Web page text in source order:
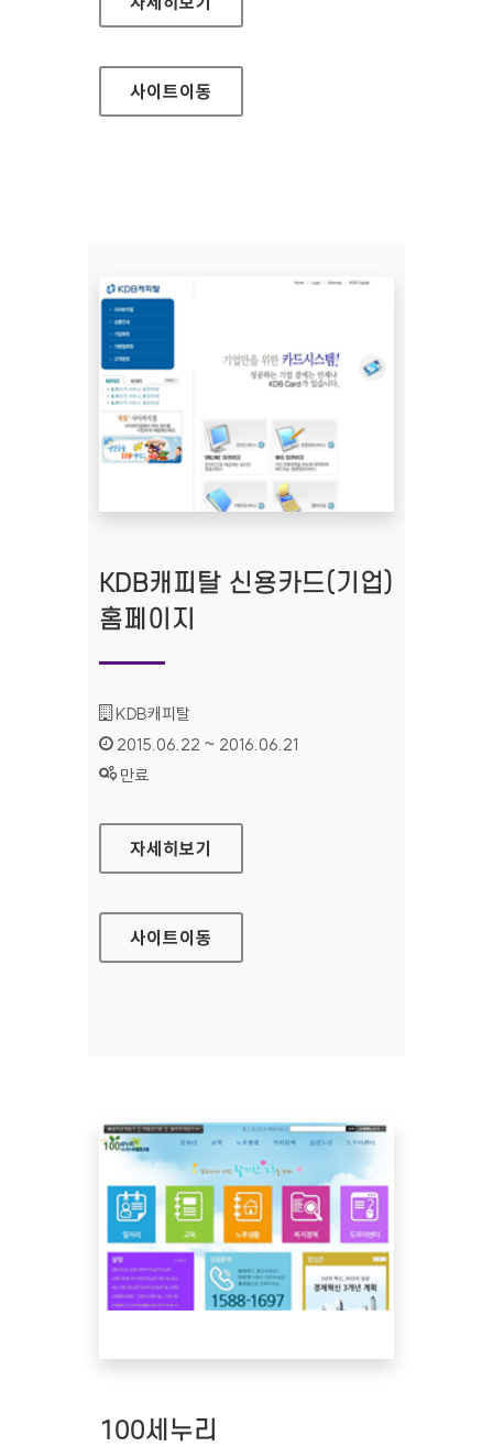
사이트이동
KDB캐피탈 신용카드(기업)
홈페이지
기관명 :
KDB캐피탈
인증기간 :
2015.06.22 ~ 2016.06.21
상태 :
만료
KDB캐피탈 신용카드(기업) 홈페이지
자세히보기
사이트이동
100세누리